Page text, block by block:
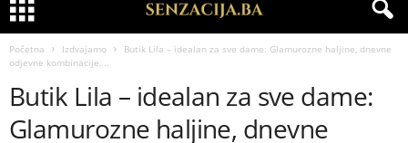
Početna Izdvajamo
Butik Lila – idealan za sve dame: Glamurozne haljine, dnevne
odjevne kombinacije,...
Butik Lila – idealan za sve dame:
Glamurozne haljine, dnevne